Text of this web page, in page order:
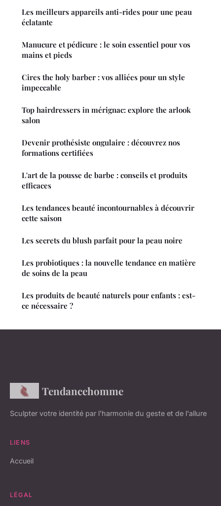
Les meilleurs appareils anti-rides pour une peau
éclatante
Manucure et pédicure : le soin essentiel pour vos
mains et pieds
Cires the holy barber : vos alliées pour un style
impeccable
Top hairdressers in mérignac: explore the arlook
salon
Devenir prothésiste ongulaire : découvrez nos
formations certifiées
L'art de la pousse de barbe : conseils et produits
efficaces
Les tendances beauté incontournables à découvrir
cette saison
Les secrets du blush parfait pour la peau noire
Les probiotiques : la nouvelle tendance en matière
de soins de la peau
Les produits de beauté naturels pour enfants : est-
ce nécessaire ?
Tendancehomme
Sculpter votre identité par l'harmonie du geste et de l'allure
LIENS
Accueil
LÉGAL